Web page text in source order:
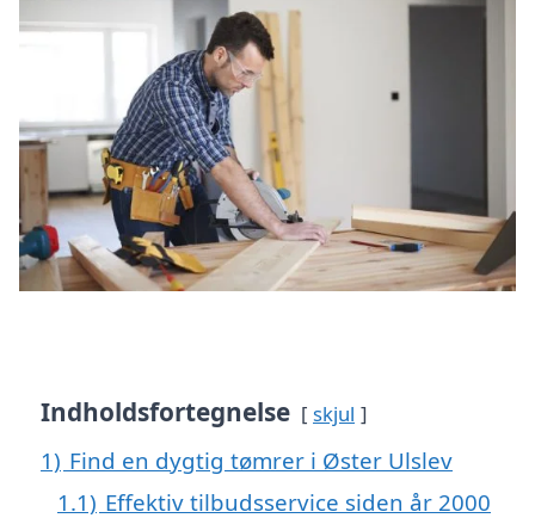
Indholdsfortegnelse skjul
1) Find en dygtig tømrer i Øster Ulslev
1.1) Effektiv tilbudsservice siden år 2000